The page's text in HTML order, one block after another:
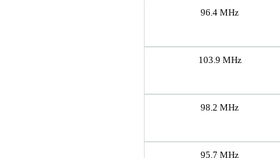
96.4 MHz
103.9 MHz
98.2 MHz
95.7 MHz